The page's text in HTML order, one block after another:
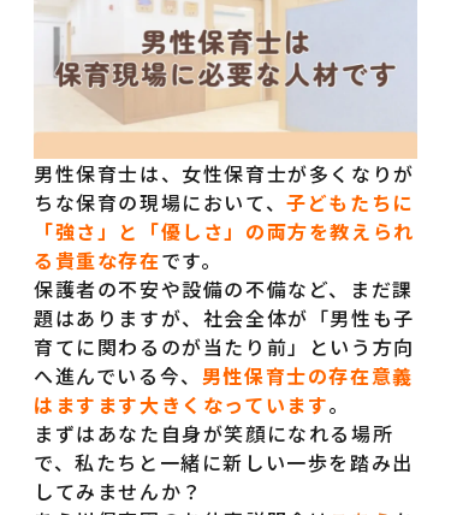
男性保育士は、女性保育士が多くなりが
ちな保育の現場において、子どもたちに
「強さ」と「優しさ」の両方を教えられ
る貴重な存在です。
保護者の不安や設備の不備など、まだ課
題はありますが、社会全体が「男性も子
育てに関わるのが当たり前」という方向
へ進んでいる今、 男性保育士の存在意義
はますます大きくなっています。
まずはあなた自身が笑顔になれる場所
で、私たちと一緒に新しい一歩を踏み出
してみませんか？